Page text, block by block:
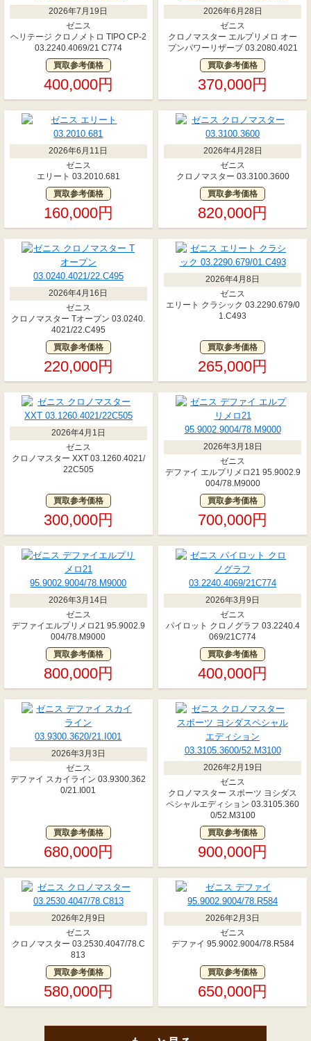
2026年7月19日
ゼニス
ヘリテージ クロノメトロ TIPO CP-2
03.2240.4069/21 C774
買取参考価格
400,000円
2026年6月28日
ゼニス
クロノマスター エルプリメロ オー
プンパワーリザーブ 03.2080.4021
買取参考価格
370,000円
2026年6月11日
ゼニス
エリート 03.2010.681
買取参考価格
160,000円
2026年4月28日
ゼニス
クロノマスター 03.3100.3600
買取参考価格
820,000円
2026年4月16日
ゼニス
クロノマスター Tオープン 03.0240.
4021/22.C495
買取参考価格
220,000円
2026年4月8日
ゼニス
エリート クラシック 03.2290.679/0
1.C493
買取参考価格
265,000円
2026年4月1日
ゼニス
クロノマスター XXT 03.1260.4021/
22C505
買取参考価格
300,000円
2026年3月18日
ゼニス
デファイ エルプリメロ21 95.9002.9
004/78.M9000
買取参考価格
700,000円
2026年3月14日
ゼニス
デファイエルプリメロ21 95.9002.9
004/78.M9000
買取参考価格
800,000円
2026年3月9日
ゼニス
パイロット クロノグラフ 03.2240.4
069/21C774
買取参考価格
400,000円
2026年3月3日
ゼニス
デファイ スカイライン 03.9300.362
0/21.I001
買取参考価格
680,000円
2026年2月19日
ゼニス
クロノマスター スポーツ ヨシダス
ペシャルエディション 03.3105.360
0/52.M3100
買取参考価格
900,000円
2026年2月9日
ゼニス
クロノマスター 03.2530.4047/78.C
813
買取参考価格
580,000円
2026年2月3日
ゼニス
デファイ 95.9002.9004/78.R584
買取参考価格
650,000円